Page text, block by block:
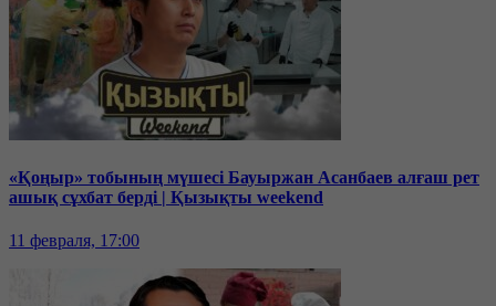
«Қоңыр» тобының мүшесі Бауыржан Асанбаев алғаш рет
ашық сұхбат берді | Қызықты weekend
11 февраля, 17:00